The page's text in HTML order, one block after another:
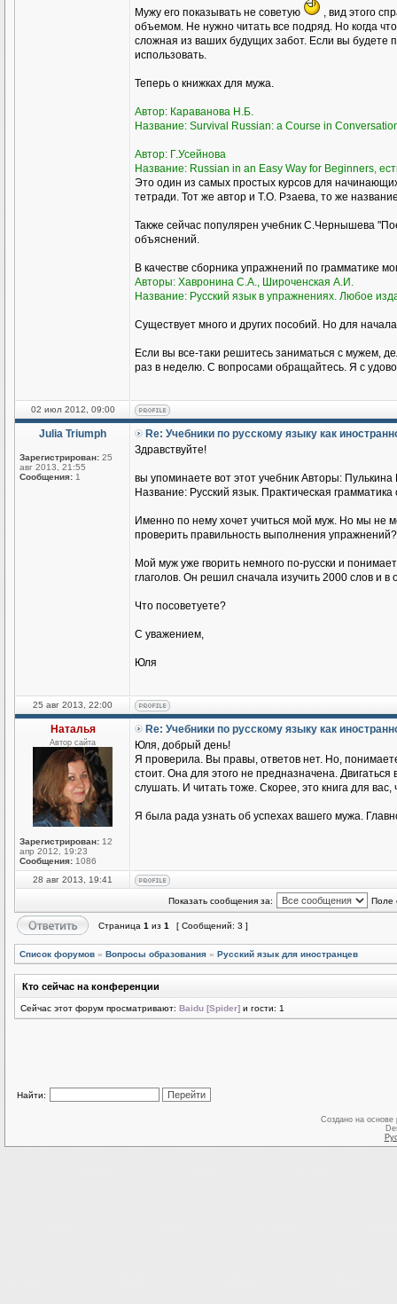
Мужу его показывать не советую
, вид этого
объемом. Не нужно читать все подряд. Но когда
сложная из ваших будущих забот. Если вы будете
использовать.
Теперь о книжках для мужа.
Автор: Караванова Н.Б.
Название: Survival Russian: а Course in
Автор: Г.Усейнова
Название: Russian in an Easy Way for Beginners,
Это один из самых простых курсов для
тетради. Тот же автор и Т.О. Рзаева, то же
Также сейчас популярен учебник С.Чернышева
объяснений.
В качестве сборника упражнений по грамматике
Авторы: Хавронина С.А., Широченская А.И.
Название: Русский язык в упражнениях. Любое
Существует много и других пособий. Но для
Если вы все-таки решитесь заниматься с мужем,
раз в неделю. С вопросами обращайтесь. Я с
02 июл 2012, 09:00
Julia Triumph
Зарегистрирован: 25
авг 2013, 21:55
Сообщения: 1
Re: Учебники по русскому языку как
Здравствуйте!
вы упоминаете вот этот учебник Авторы:
Название: Русский язык. Практическая
Именно по нему хочет учиться мой муж. Но мы не
проверить правильность выполнения упражнений?
Мой муж уже гворить немного по-русски и
глаголов. Он решил сначала изучить 2000 слов и
Что посоветуете?
С уважением,
Юля
25 авг 2013, 22:00
Наталья
Автор сайта
Зарегистрирован: 12
апр 2012, 19:23
Сообщения: 1086
Re: Учебники по русскому языку как
Юля, добрый день!
Я проверила. Вы правы, ответов нет. Но,
стоит. Она для этого не предназначена.
слушать. И читать тоже. Скорее, это книга для
Я была рада узнать об успехах вашего мужа.
28 авг 2013, 19:41
Показать сообщения за: Поле
Страница 1 из 1 [ Сообщений: 3 ]
Список форумов » Вопросы образования » Русский язык для иностранцев
Кто сейчас на конференции
Сейчас этот форум просматривают: Baidu [Spider] и гости: 1
Найти:
Создано на основе